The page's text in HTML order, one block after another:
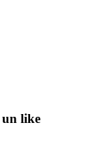
un like